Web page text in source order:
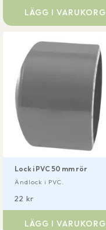
LÄGG I VARUKORG
Lock i PVC 50 mm rör
22 kr
Ändlock i PVC.
LÄGG I VARUKORG